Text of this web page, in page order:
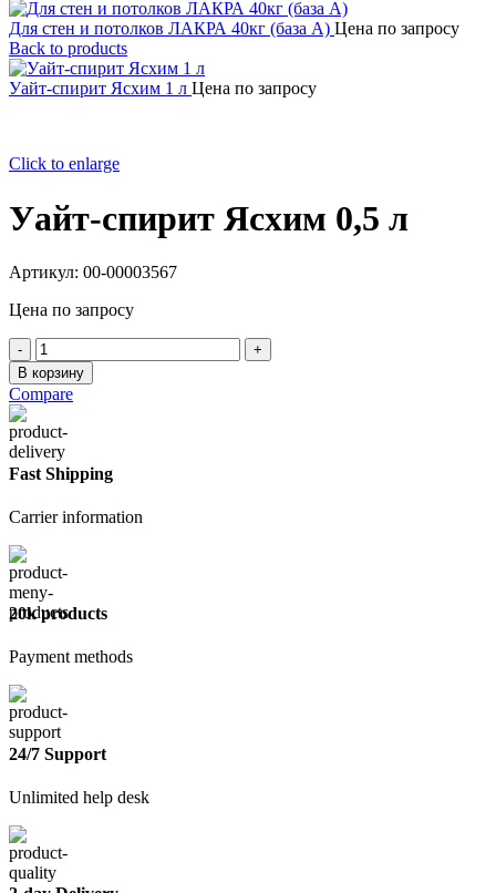
Для стен и потолков ЛАКРА 40кг (база А) Цена по запросу
Back to products
Уайт-спирит Ясхим 1 л Цена по запросу
Click to enlarge
Уайт-спирит Ясхим 0,5 л
Артикул: 00-00003567
Цена по запросу
Количество
товара
Уайт-
спирит
Ясхим
0,5
л
В корзину
Compare
Fast Shipping
Carrier information
20k products
Payment methods
24/7 Support
Unlimited help desk